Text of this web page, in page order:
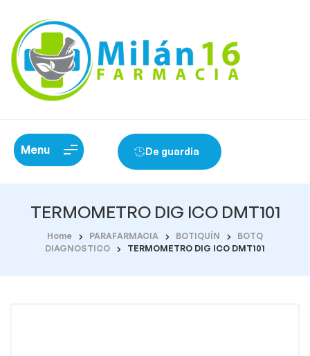
Menu De guardia
TERMOMETRO DIG ICO DMT101
Home PARAFARMACIA BOTIQUÍN
BOTQ
DIAGNOSTICO
TERMOMETRO DIG ICO DMT101